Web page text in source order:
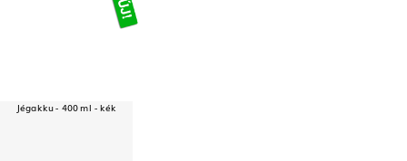
Jégakku - 400 ml - kék